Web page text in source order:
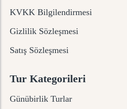
KVKK Bilgilendirmesi
Gizlilik Sözleşmesi
Satış Sözleşmesi
Tur Kategorileri
Günübirlik Turlar